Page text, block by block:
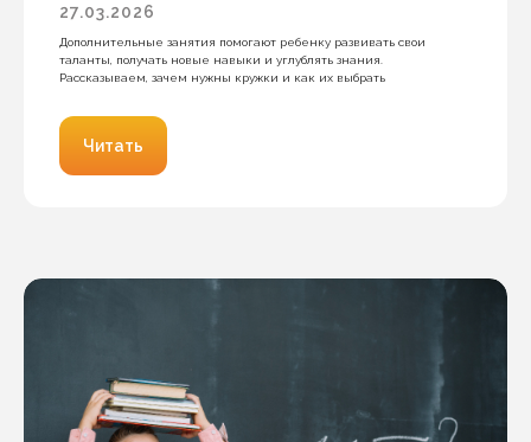
27.03.2026
Дополнительные занятия помогают ребенку развивать свои
таланты, получать новые навыки и углублять знания.
Рассказываем, зачем нужны кружки и как их выбрать
Читать